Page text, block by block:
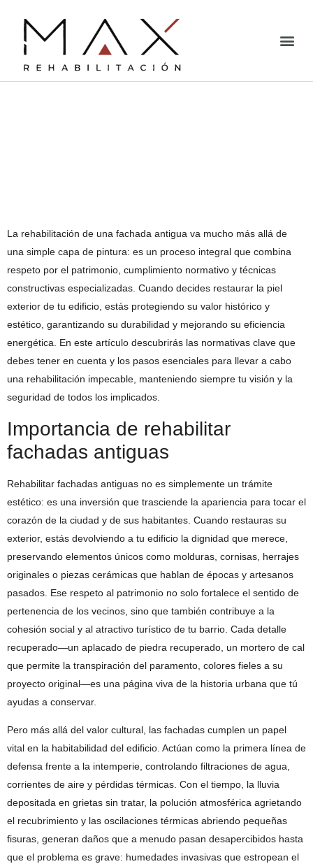
La rehabilitación de una fachada antigua va mucho más allá de
una simple capa de pintura: es un proceso integral que combina
respeto por el patrimonio, cumplimiento normativo y técnicas
constructivas especializadas. Cuando decides restaurar la piel
exterior de tu edificio, estás protegiendo su valor histórico y
estético, garantizando su durabilidad y mejorando su eficiencia
energética. En este artículo descubrirás las normativas clave que
debes tener en cuenta y los pasos esenciales para llevar a cabo
una rehabilitación impecable, manteniendo siempre tu visión y la
seguridad de todos los implicados.
Importancia de rehabilitar
fachadas antiguas
Rehabilitar fachadas antiguas no es simplemente un trámite
estético: es una inversión que trasciende la apariencia para tocar el
corazón de la ciudad y de sus habitantes. Cuando restauras su
exterior, estás devolviendo a tu edificio la dignidad que merece,
preservando elementos únicos como molduras, cornisas, herrajes
originales o piezas cerámicas que hablan de épocas y artesanos
pasados. Ese respeto al patrimonio no solo fortalece el sentido de
pertenencia de los vecinos, sino que también contribuye a la
cohesión social y al atractivo turístico de tu barrio. Cada detalle
recuperado—un aplacado de piedra recuperado, un mortero de cal
que permite la transpiración del paramento, colores fieles a su
proyecto original—es una página viva de la historia urbana que tú
ayudas a conservar.
Pero más allá del valor cultural, las fachadas cumplen un papel
vital en la habitabilidad del edificio. Actúan como la primera línea de
defensa frente a la intemperie, controlando filtraciones de agua,
corrientes de aire y pérdidas térmicas. Con el tiempo, la lluvia
depositada en grietas sin tratar, la polución atmosférica agrietando
el recubrimiento y las oscilaciones térmicas abriendo pequeñas
fisuras, generan daños que a menudo pasan desapercibidos hasta
que el problema es grave: humedades invasivas que estropean el